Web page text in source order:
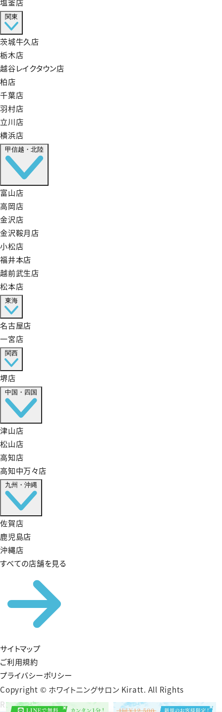
塩釜店
関東
茨城牛久店
栃木店
越谷レイクタウン店
柏店
千葉店
羽村店
立川店
横浜店
甲信越・北陸
富山店
高岡店
金沢店
金沢鞍月店
小松店
福井本店
越前武生店
松本店
東海
名古屋店
一宮店
関西
堺店
中国・四国
津山店
松山店
高知店
高知中万々店
九州・沖縄
佐賀店
鹿児島店
沖縄店
すべての店舗を見る
サイトマップ
ご利用規約
プライバシーポリシー
Copyright © ホワイトニングサロン Kiratt. All Rights
Reserved.